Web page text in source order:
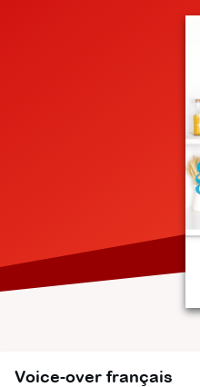
Voice-over français